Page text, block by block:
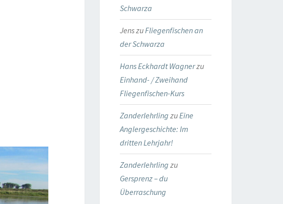
Schwarza
JenszuFliegenfischen an
der Schwarza
Hans Eckhardt Wagnerzu
Einhand- / Zweihand
Fliegenfischen-Kurs
Zanderlehrling zuEine
Anglergeschichte: Im
dritten Lehrjahr!
Zanderlehrling zu
Gersprenz – du
Überraschung